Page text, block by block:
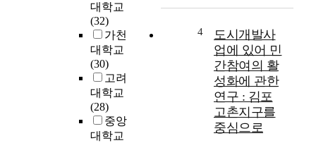
대학교
(32)
가천
대학교
(30)
고려
대학교
(28)
중앙
대학교
4
도시개발사
업에 있어 민
간참여의 활
성화에 관한
연구 : 김포
고촌지구를
중심으로